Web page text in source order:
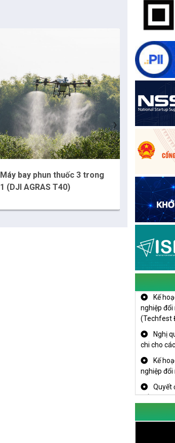
Máy bay phun thuốc 3 trong
1 (DJI AGRAS T40)
Cà phê
100%
›
sản
“Đi tắt,
công
Quảng
bè
Mời
chuyên
OCOP
Kịch
2025:
phát
Đắk Lắk
trưởng
8% trở
Cuộc
Chiến
phóng
Kế
nghiệp
(Techfest
Nghị
chi cho
Kế
nghiệp đổi
Quyết
Tổ giúp
OK1